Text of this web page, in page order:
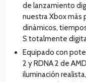
de lanzamiento
nuestra Xbox más
dinámicos,
S totalmente
Equipado con
2 y RDNA 2 de
iluminación